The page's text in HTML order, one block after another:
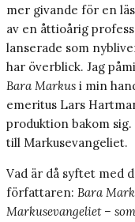
mer givande för en
av en åttioårig
lanserade som
har överblick. Jag
Bara Markus i min
emeritus Lars
produktion bakom
till Markusevangeliet.
Vad är då syftet med
författaren: Bara
Markusevangeliet –